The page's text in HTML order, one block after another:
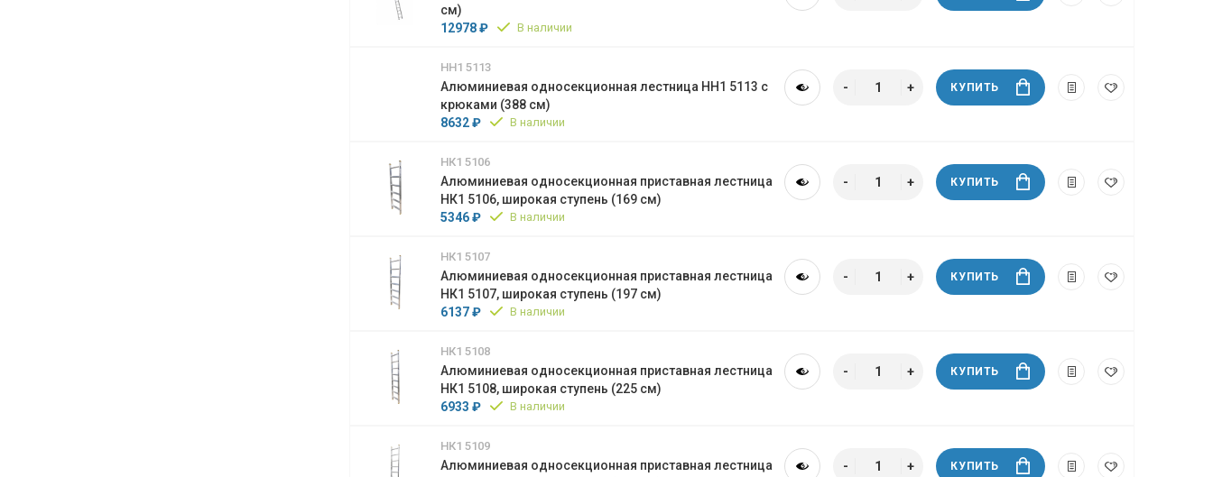
см)
12978 ₽
В наличии
НН1 5113
Алюминиевая односекционная лестница НН1 5113 с
крюками (388 см)
8632 ₽
В наличии
КУПИТЬ
НК1 5106
Алюминиевая односекционная приставная лестница
НК1 5106, широкая ступень (169 см)
5346 ₽
В наличии
КУПИТЬ
НК1 5107
Алюминиевая односекционная приставная лестница
НК1 5107, широкая ступень (197 см)
6137 ₽
В наличии
КУПИТЬ
НК1 5108
Алюминиевая односекционная приставная лестница
НК1 5108, широкая ступень (225 см)
6933 ₽
В наличии
КУПИТЬ
НК1 5109
Алюминиевая односекционная приставная лестница
КУПИТЬ